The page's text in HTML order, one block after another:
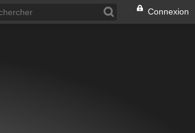
Connexion